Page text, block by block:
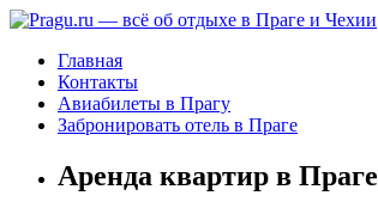
Главная
Контакты
Авиабилеты в Прагу
Забронировать отель в Праге
Аренда квартир в Праге